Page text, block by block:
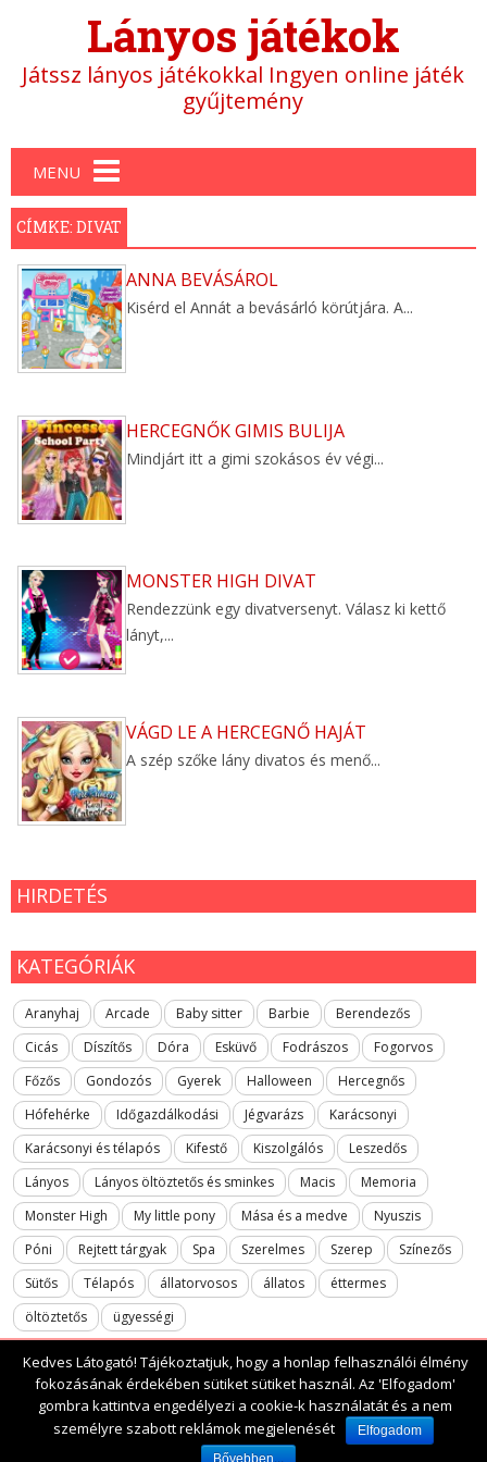
Lányos játékok
Játssz lányos játékokkal Ingyen online játék
gyűjtemény
Main menu
MENU
CÍMKE: DIVAT
ANNA BEVÁSÁROL
Kisérd el Annát a bevásárló körútjára. A...
HERCEGNŐK GIMIS BULIJA
Mindjárt itt a gimi szokásos év végi...
MONSTER HIGH DIVAT
Rendezzünk egy divatversenyt. Válasz ki kettő
lányt,...
VÁGD LE A HERCEGNŐ HAJÁT
A szép szőke lány divatos és menő...
HIRDETÉS
KATEGÓRIÁK
Aranyhaj Arcade Baby sitter Barbie
Berendezős
Cicás
Díszítős Dóra Esküvő Fodrászos
Fogorvos
Főzős
Gondozós Gyerek Halloween
Hercegnős
Hófehérke
Időgazdálkodási Jégvarázs
Karácsonyi
Karácsonyi és télapós
Kifestő Kiszolgálós
Leszedős
Lányos
Lányos öltöztetős és sminkes Macis
Memoria
Monster High
My little pony Mása és a medve
Nyuszis
Póni
Rejtett tárgyak Spa Szerelmes Szerep
Színezős
Sütős
Télapós állatorvosos állatos
éttermes
öltöztetős
ügyességi
2017 All rights reserved. lanyosjatekok.gyerekfilmek.hu
Kedves Látogató! Tájékoztatjuk, hogy a honlap felhasználói élmény
fokozásának érdekében sütiket sütiket használ. Az 'Elfogadom'
gombra kattintva engedélyezi a cookie-k használatát és a nem
személyre szabott reklámok megjelenését
Elfogadom
Bővebben...